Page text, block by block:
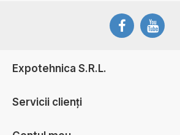
Expotehnica S.R.L.
Servicii clienți